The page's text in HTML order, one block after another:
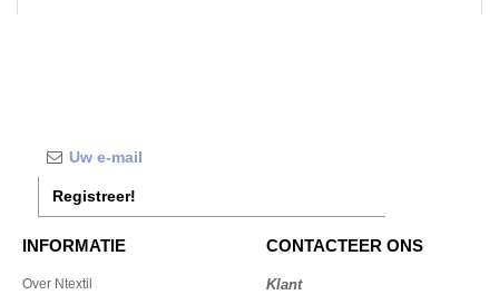
Registreer!
INFORMATIE
Over Ntextil
CONTACTEER ONS
Klant